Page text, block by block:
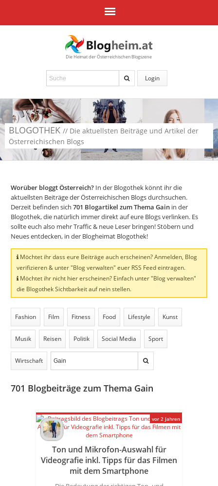
Die Heimat der Österreichischen Blogszene
Login
BLOGOTHEK // Die aktuellsten Beiträge und Artikel der
Österreichischen Blogs
Worüber bloggt Österreich? In der Blogothek könnt ihr die
aktuellsten Beiträge der Österreichischen Blogs durchsuchen.
Derzeit befinden sich701 Blogartikel zum Thema Gain in der
Blogothek, die natürlich immer direkt auf eure Blogs verlinken. Es
sollte euch also mehr Traffic & neue Leser bringen! Stöbern und
Neues entdecken, in der Blogheimat Blogothek!
Möchtet ihr dass eure Beiträge auch erscheinen? Anmelden, Blog
verifizieren & unter "Blog verwalten" euer RSS Feed eintragen.
Möchtet ihr nicht hier erscheinen? Einfach unter "Blog verwalten"
die Blogothek Sichtbarkeit auf nein stellen.
Fashion Film Fitness Food Lifestyle Kunst
Musik Reisen Politik Social Media Sport
Wirtschaft
701 Blogbeiträge zum Thema Gain
Ton und Mikrofon-Auswahl für
Videografie inkl. Tipps für das Filmen
mit dem Smartphone
vor 2 Jahren